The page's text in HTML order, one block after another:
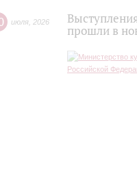
июля 2026
прошли в